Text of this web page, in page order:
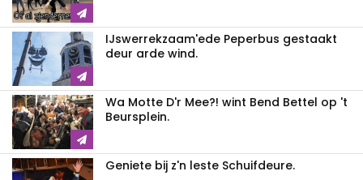
IJswerrekzaam'ede Peperbus gestaakt
deur arde wind.
Wa Motte D'r Mee?! wint Bend Bettel op 't
Beursplein.
Geniete bij z'n leste Schuifdeure.